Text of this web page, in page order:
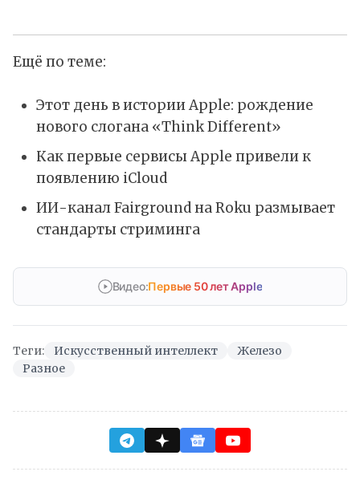
Ещё по теме:
Этот день в истории Apple: рождение
нового слогана «Think Different»
Как первые сервисы Apple привели к
появлению iCloud
ИИ-канал Fairground на Roku размывает
стандарты стриминга
Видео:Первые 50 лет Apple
Теги: Искусственный интеллект
Железо
Разное